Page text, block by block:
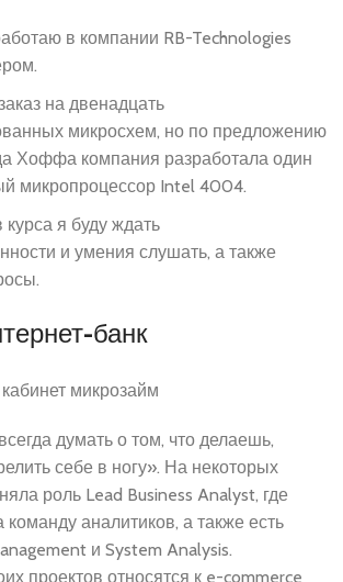
в компании RB-Technologies
на двенадцать
микросхем, но по предложению
Хоффа компания разработала один
микропроцессор Intel 4004.
курса я буду ждать
и умения слушать, а также
банк
думать о том, что делаешь,
себе в ногу». На некоторых
роль Lead Business Analyst, где
аналитиков, а также есть
и System Analysis.
проектов относятся к e-commerce